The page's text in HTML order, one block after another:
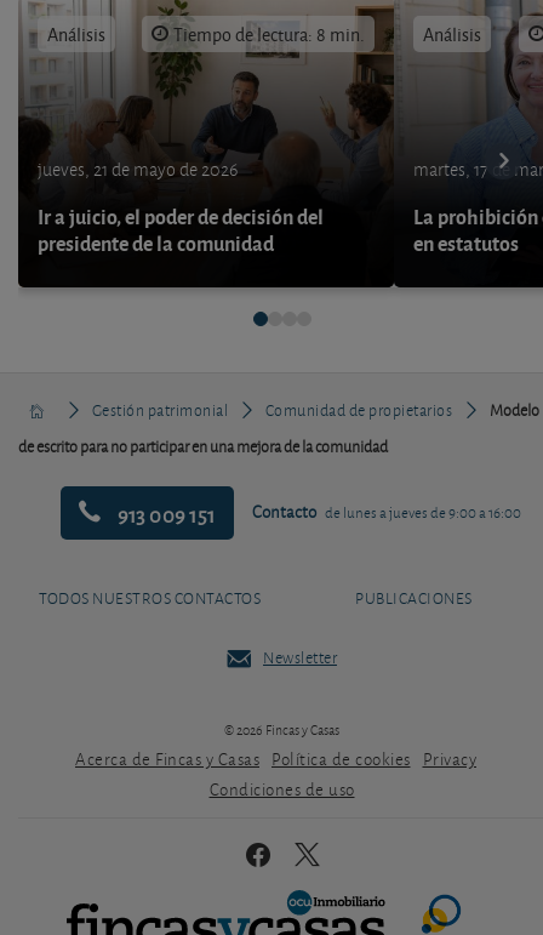
Análisis Tiempo de lectura: 8 min.
jueves, 21 de mayo de 2026
Ir a juicio, el poder de decisión del
presidente de la comunidad
Análisis
martes, 17 de
La
en estatutos
Gestión patrimonial Comunidad de propietarios
Modelo
de escrito para no participar en una mejora de la comunidad
913 009 151 Contacto de lunes a jueves de 9:00 a 16:00
TODOS NUESTROS CONTACTOS PUBLICACIONES
Newsletter
© 2026 Fincas y Casas
Acerca de Fincas y Casas Política de cookies
Privacy
Condiciones de uso